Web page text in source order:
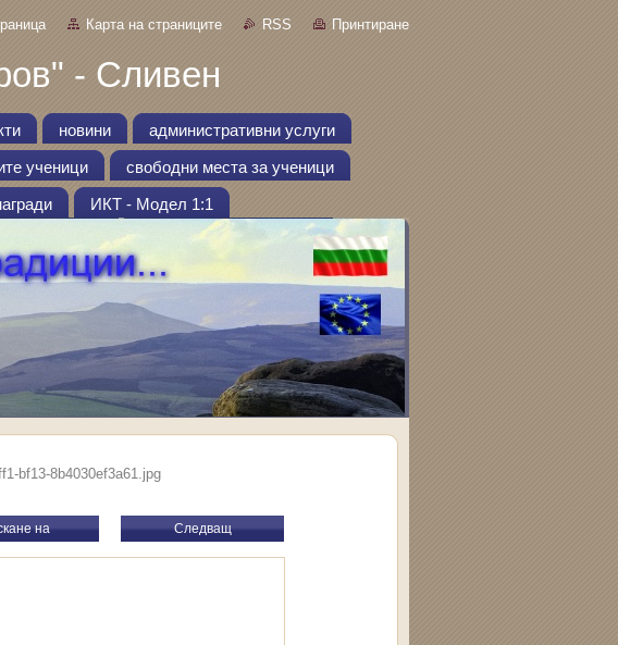
Карта на страниците RSS Принтиране
- Сливен
новини административни услуги
ученици свободни места за ученици
ИКТ - Модел 1:1
bf13-8b4030ef3a61.jpg
на
Следващ